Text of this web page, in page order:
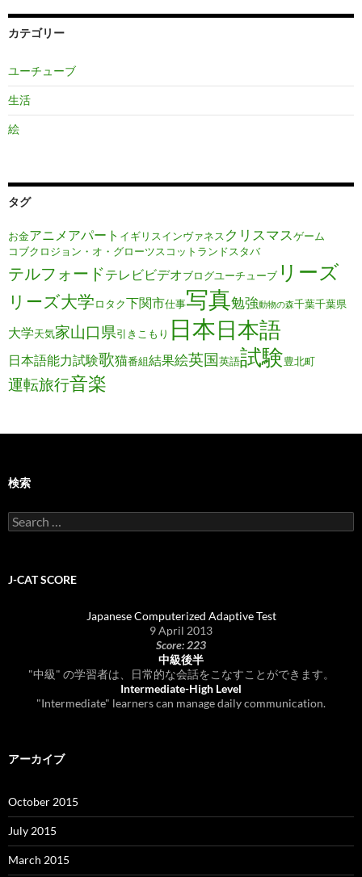
カテゴリー
ユーチューブ
生活
絵
タグ
お金アニメ アパート イギリスインヴァネス クリスマスゲーム
コブクロジョン・オ・グローツスコットランドスタバ
テルフォードテレビビデオブログユーチューブ リーズ
リーズ大学ロタク下関市仕事写真勉強動物の森千葉千葉県
大学天気家山口県引きこもり 日本日本語
日本語能力試験歌猫番組結果絵英国英語試験豊北町
運転旅行音楽
検索
Search
for:
J-CAT SCORE
Japanese Computerized Adaptive Test
9 April 2013
Score: 223
中級後半
"中級" の学習者は、日常的な会話をこなすことができます。
Intermediate-High Level
"Intermediate" learners can manage daily communication.
アーカイブ
October 2015
July 2015
March 2015